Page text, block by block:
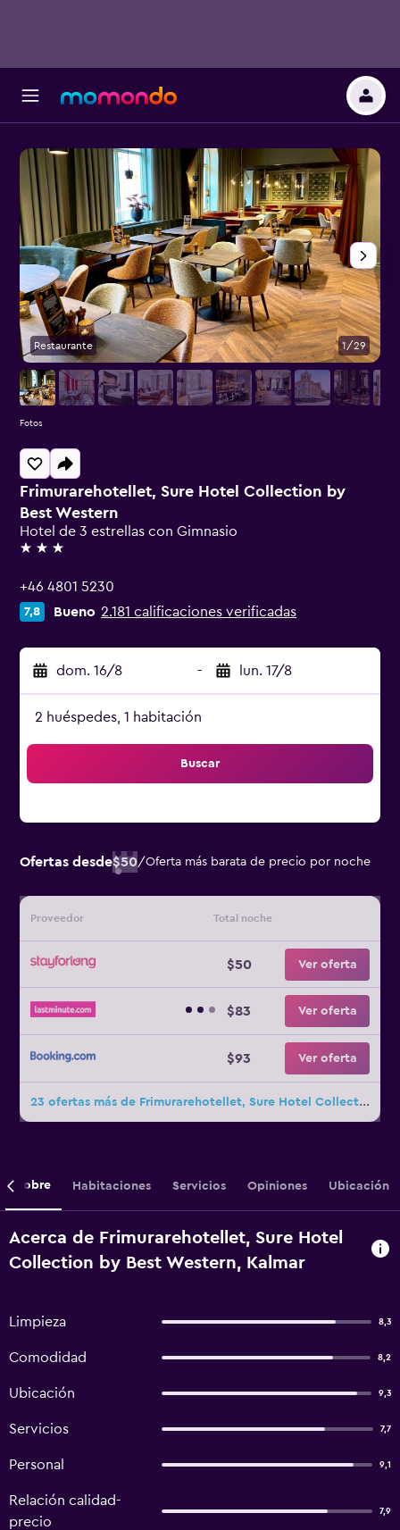
Frimurarehotellet, Sure Hotel Collection by
Best Western
Hotel de 3 estrellas con Gimnasio
3 estrellas
+46 4801 5230
7,8 Bueno 2.181 calificaciones verificadas
dom. 16/8 - lun. 17/8
2 huéspedes, 1 habitación
Buscar
Ofertas desde$50/Oferta más barata de precio por noche
Proveedor Total noche
$50 Ver oferta
$83 Ver oferta
$93 Ver oferta
23 ofertas más de Frimurarehotellet, Sure Hotel Collection by Best Western
Restaurante 1/29
Fotos
Sobre Habitaciones Servicios Opiniones Ubicación
Acerca de Frimurarehotellet, Sure Hotel
Collection by Best Western, Kalmar
Limpieza 8,3
Comodidad 8,2
Ubicación 9,3
Servicios 7,7
Personal 9,1
Relación calidad-
precio
7,9